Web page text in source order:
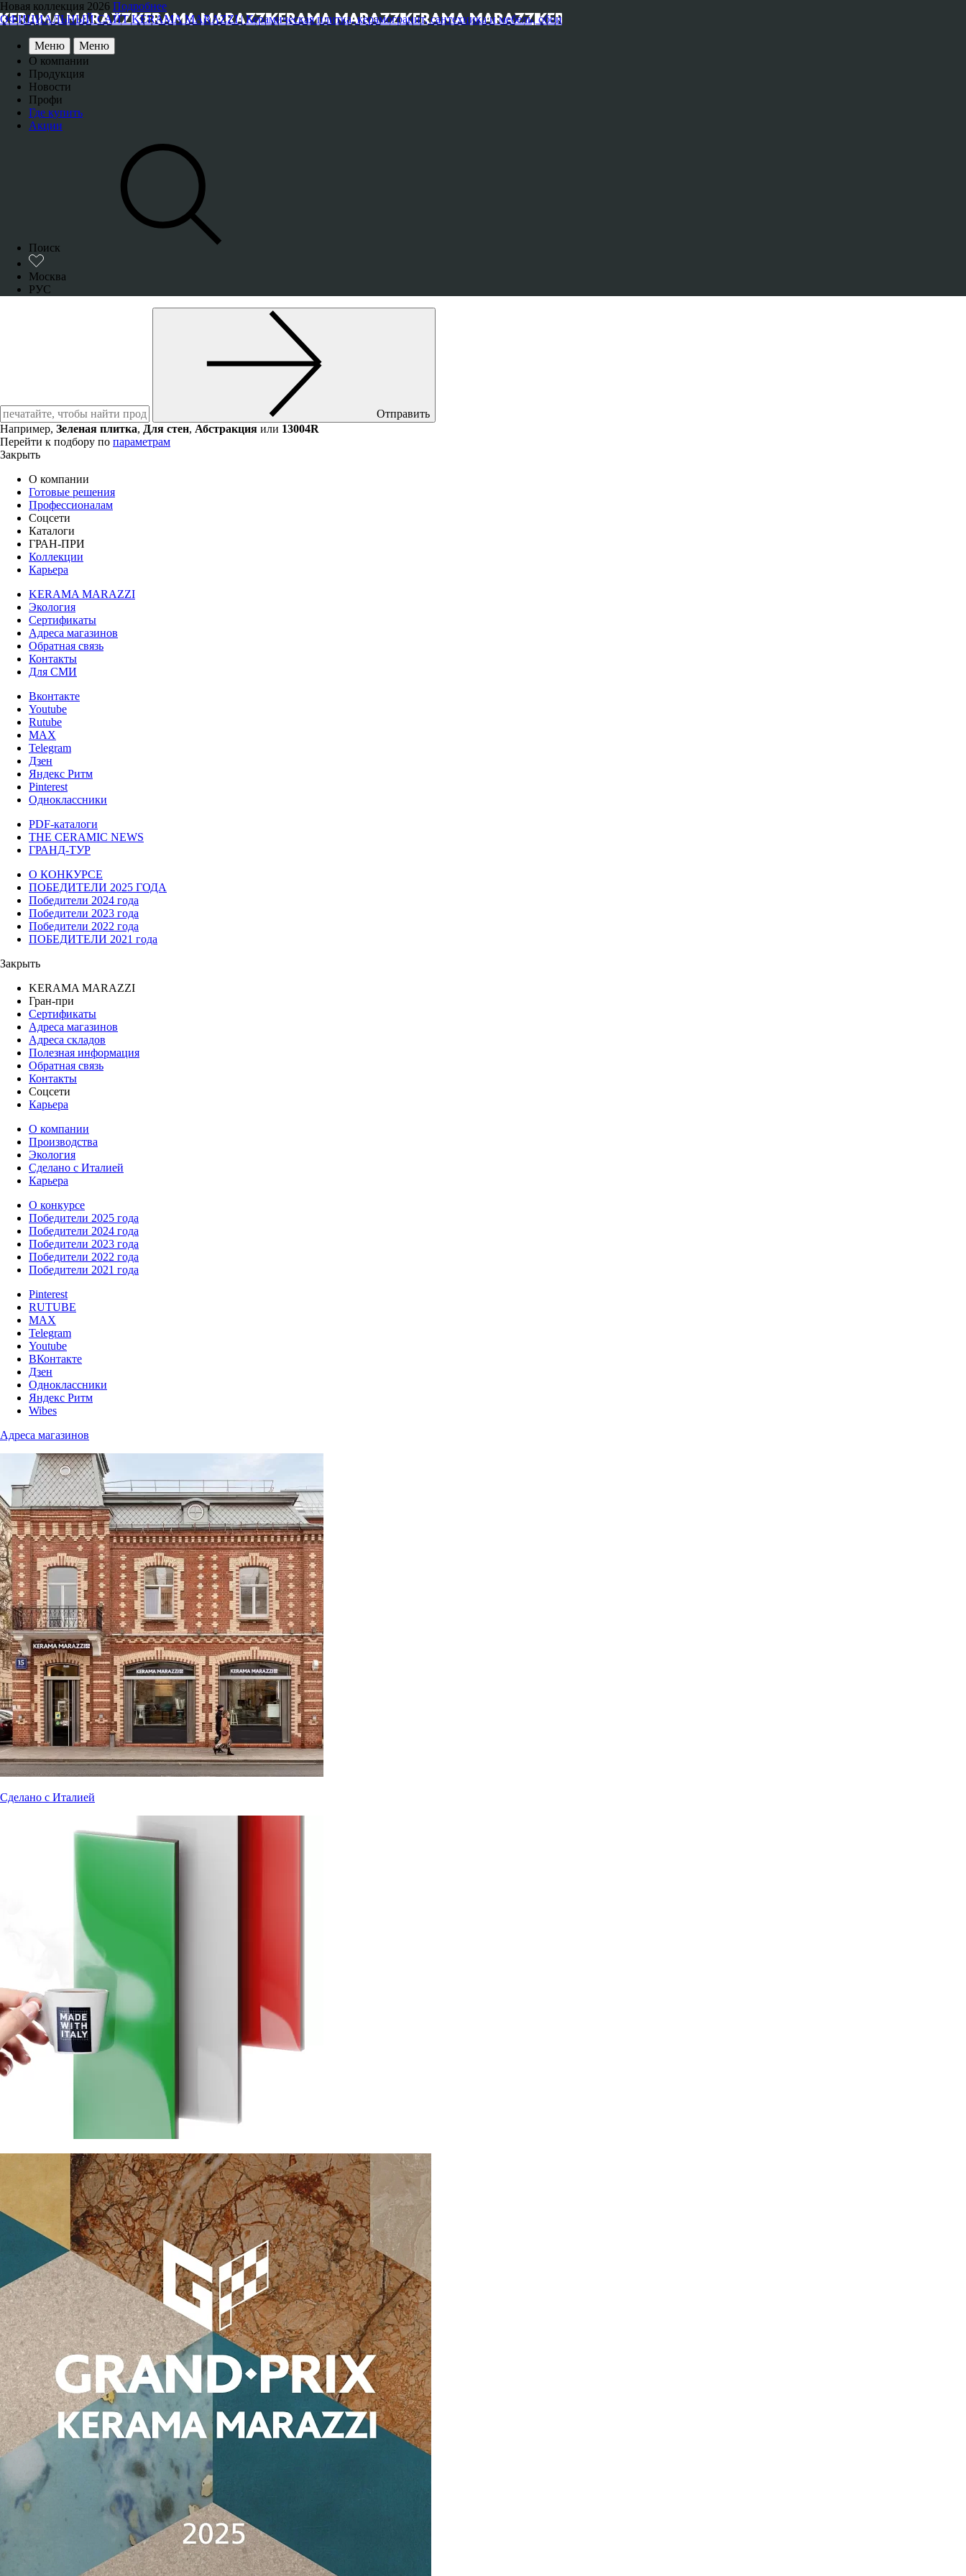
Новая коллекция 2026 Подробнее
ОФИЦИАЛЬНЫЙ САЙТ KERAMA MARAZZI | Керамическая плитка, керамогранит, сантехника и мебель, обои
Меню
Меню
О компании
Продукция
Новости
Профи
Где купить
Акции
Поиск
Москва
РУС
Отправить
Например, Зеленая плитка, Для стен, Абстракция или 13004R
Перейти к подбору по параметрам
Закрыть
О компании
Готовые решения
Профессионалам
Соцсети
Каталоги
ГРАН-ПРИ
Коллекции
Карьера
KERAMA MARAZZI
Экология
Сертификаты
Адреса магазинов
Обратная связь
Контакты
Для СМИ
Вконтакте
Youtube
Rutube
MAX
Telegram
Дзен
Яндекс Ритм
Pinterest
Одноклассники
PDF-каталоги
THE CERAMIC NEWS
ГРАНД-ТУР
О КОНКУРСЕ
ПОБЕДИТЕЛИ 2025 ГОДА
Победители 2024 года
Победители 2023 года
Победители 2022 года
ПОБЕДИТЕЛИ 2021 года
Закрыть
KERAMA MARAZZI
Гран-при
Сертификаты
Адреса магазинов
Адреса складов
Полезная информация
Обратная связь
Контакты
Соцсети
Карьера
О компании
Производства
Экология
Сделано с Италией
Карьера
О конкурсе
Победители 2025 года
Победители 2024 года
Победители 2023 года
Победители 2022 года
Победители 2021 года
Pinterest
RUTUBE
MAX
Telegram
Youtube
ВКонтакте
Дзен
Одноклассники
Яндекс Ритм
Wibes
Адреса магазинов
Сделано с Италией